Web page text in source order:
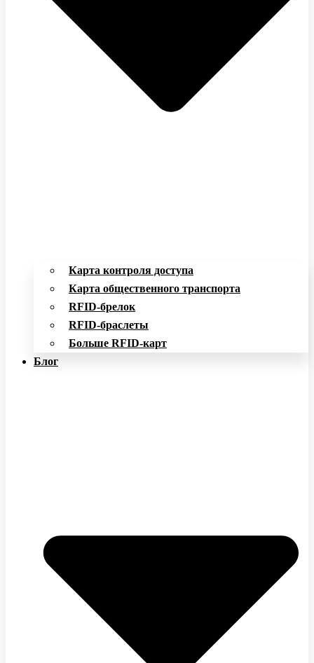
Карта контроля доступа
Карта общественного транспорта
RFID-брелок
RFID-браслеты
Больше RFID-карт
Блог